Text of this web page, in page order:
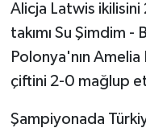
Alicja Latwis
takımı Su Şimdim -
Polonya'nın
çiftini 2-0 mağlup
Şampiyonada